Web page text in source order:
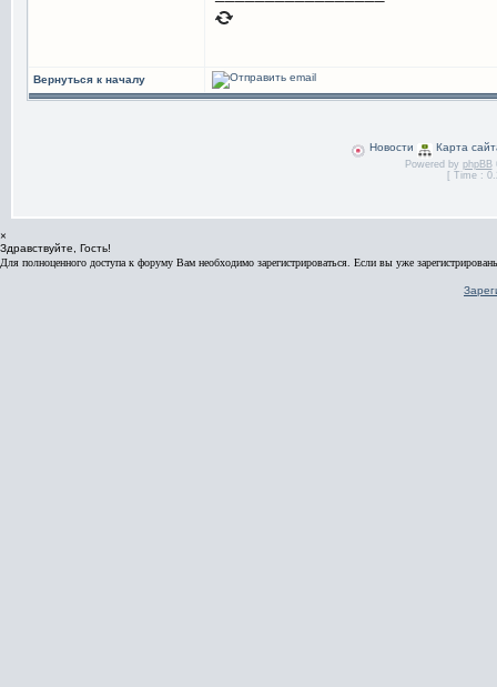
Вернуться к началу
Новости Карта
Powered by phpBB
[ Time :
×
Здравствуйте, Гость!
Для полноценного доступа к форуму Вам необходимо зарегистрироваться. Если вы уже